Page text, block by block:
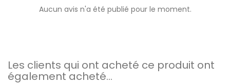
Aucun avis n'a été publié pour le moment.
Les clients qui ont acheté ce produit ont
également acheté...